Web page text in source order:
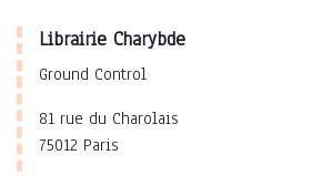
Librairie Charybde
Ground Control
81 rue du Charolais
75012 Paris